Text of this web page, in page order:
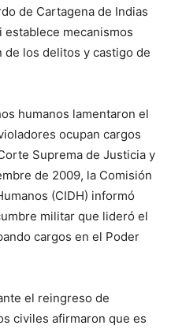
de Cartagena de Indias
mecanismos
los delitos y castigo de
humanos lamentaron el
ocupan cargos
Suprema de Justicia y
de 2009, la Comisión
(CIDH) informó
militar que lideró el
cargos en el Poder
el reingreso de
civiles afirmaron que es